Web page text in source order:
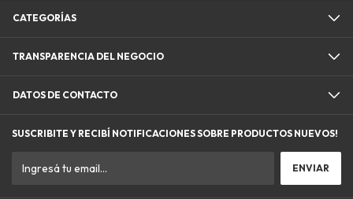
CATEGORÍAS
TRANSPARENCIA DEL NEGOCIO
DATOS DE CONTACTO
SUSCRIBITE Y RECIBÍ NOTIFICACIONES SOBRE PRODUCTOS NUEVOS!